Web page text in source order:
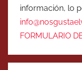
información, lo
FORMULARIO